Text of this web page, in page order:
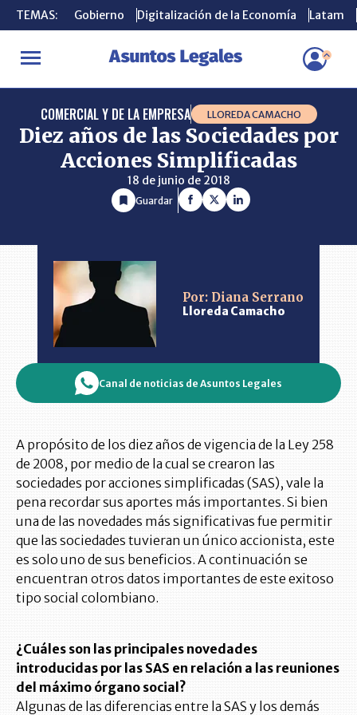
TEMAS: Gobierno Digitalización de la Economía Latam
INICIO CONSULTORIO Diez años de las Sociedades por
TEMAS: Gobierno Digitalización de la Economía Latam
COMERCIAL Y DE LA EMPRESA LLOREDA CAMACHO
Diez años de las Sociedades por
Acciones Simplificadas
18 de junio de 2018
Guardar
Por: Diana Serrano
Lloreda Camacho
Canal de noticias de Asuntos Legales
A propósito de los diez años de vigencia de la Ley 258
de 2008, por medio de la cual se crearon las
sociedades por acciones simplificadas (SAS), vale la
pena recordar sus aportes más importantes. Si bien
una de las novedades más significativas fue permitir
que las sociedades tuvieran un único accionista, este
es solo uno de sus beneficios. A continuación se
encuentran otros datos importantes de este exitoso
tipo social colombiano.
¿Cuáles son las principales novedades
introducidas por las SAS en relación a las reuniones
del máximo órgano social?
Algunas de las diferencias entre la SAS y los demás